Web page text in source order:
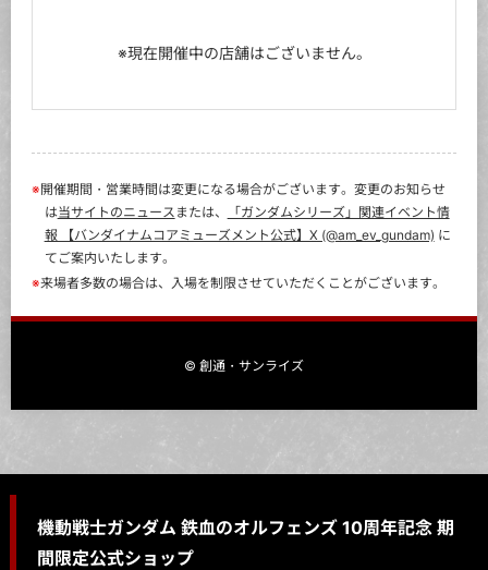
※開催期間・営業時間は変更になる場合がございます。変更のお知らせ
は当サイトのニュース または、
「ガンダムシリーズ」関連イベント情
報 【バンダイナムコアミューズメント公式】X (@am_ev_gundam) に
てご案内いたします。
※来場者多数の場合は、入場を制限させていただくことがございます。
© 創通・サンライズ
機動戦士ガンダム 鉄血のオルフェンズ 10周年記念 期
間限定公式ショップ